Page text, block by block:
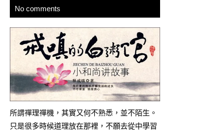
No comments
所謂禪理禪機，其實又何不熟悉，並不陌生。
只是很多時候道理放在那裡，不願去從中學習